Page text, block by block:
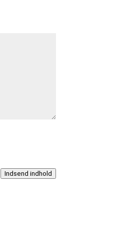
Indsend indhold